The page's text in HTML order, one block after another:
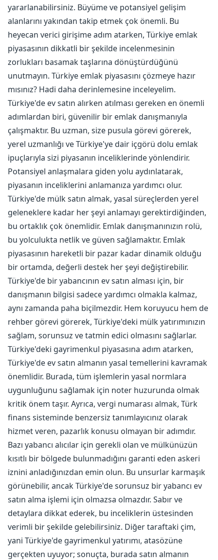
yararlanabilirsiniz. Büyüme ve potansiyel gelişim
alanlarını yakından takip etmek çok önemli. Bu
heyecan verici girişime adım atarken, Türkiye emlak
piyasasının dikkatli bir şekilde incelenmesinin
zorlukları basamak taşlarına dönüştürdüğünü
unutmayın. Türkiye emlak piyasasını çözmeye hazır
mısınız? Hadi daha derinlemesine inceleyelim.
Türkiye'de ev satın alırken atılması gereken en önemli
adımlardan biri, güvenilir bir emlak danışmanıyla
çalışmaktır. Bu uzman, size pusula görevi görerek,
yerel uzmanlığı ve Türkiye'ye dair içgörü dolu emlak
ipuçlarıyla sizi piyasanın inceliklerinde yönlendirir.
Potansiyel anlaşmalara giden yolu aydınlatarak,
piyasanın inceliklerini anlamanıza yardımcı olur.
Türkiye'de mülk satın almak, yasal süreçlerden yerel
geleneklere kadar her şeyi anlamayı gerektirdiğinden,
bu ortaklık çok önemlidir. Emlak danışmanınızın rolü,
bu yolculukta netlik ve güven sağlamaktır. Emlak
piyasasının hareketli bir pazar kadar dinamik olduğu
bir ortamda, değerli destek her şeyi değiştirebilir.
Türkiye'de bir yabancının ev satın alması için, bir
danışmanın bilgisi sadece yardımcı olmakla kalmaz,
aynı zamanda paha biçilmezdir. Hem koruyucu hem de
rehber görevi görerek, Türkiye'deki mülk yatırımınızın
sağlam, sorunsuz ve tatmin edici olmasını sağlarlar.
Türkiye'deki gayrimenkul piyasasına adım atarken,
Türkiye'de ev satın almanın yasal temellerini kavramak
önemlidir. Burada, tüm işlemlerin yasal normlara
uygunluğunu sağlamak için noter huzurunda olmak
kritik önem taşır. Ayrıca, vergi numarası almak, Türk
finans sisteminde benzersiz tanımlayıcınız olarak
hizmet veren, pazarlık konusu olmayan bir adımdır.
Bazı yabancı alıcılar için gerekli olan ve mülkünüzün
kısıtlı bir bölgede bulunmadığını garanti eden askeri
iznini anladığınızdan emin olun. Bu unsurlar karmaşık
görünebilir, ancak Türkiye'de sorunsuz bir yabancı ev
satın alma işlemi için olmazsa olmazdır. Sabır ve
detaylara dikkat ederek, bu inceliklerin üstesinden
verimli bir şekilde gelebilirsiniz. Diğer taraftaki çim,
yani Türkiye'de gayrimenkul yatırımı, atasözüne
gerçekten uyuyor; sonuçta, burada satın almanın